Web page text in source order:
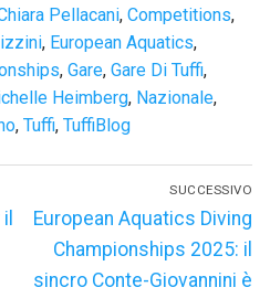
Pellacani, Competitions,
, European Aquatics,
, Gare, Gare Di Tuffi,
Heimberg, Nazionale,
, Tuffi, TuffiBlog
SUCCESSIVO
Articolo
successivo:
European Aquatics Diving
Championships 2025: il
sincro Conte-Giovannini è